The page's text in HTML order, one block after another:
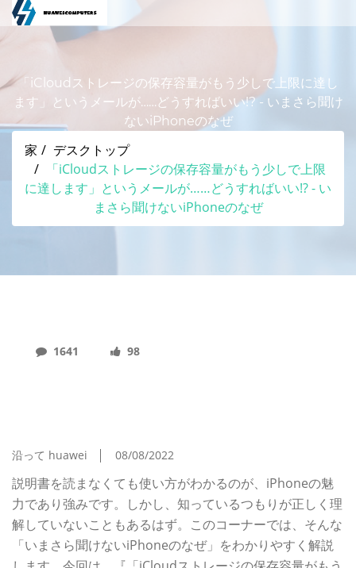
「iCloudストレージの保存容量がもう少しで上限に達し
ます」というメールが……どうすればいい!? - いまさら聞け
ないiPhoneのなぜ
家
デスクトップ
「iCloudストレージの保存容量がもう少しで上限
に達します」というメールが……どうすればいい!? - い
まさら聞けないiPhoneのなぜ
1641 98
沿って huawei 08/08/2022
説明書を読まなくても使い方がわかるのが、iPhoneの魅
力であり強みです。しかし、知っているつもりが正しく理
解していないこともあるはず。このコーナーでは、そんな
「いまさら聞けないiPhoneのなぜ」をわかりやすく解説